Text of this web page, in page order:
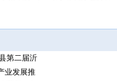
第二届沂
业发展推